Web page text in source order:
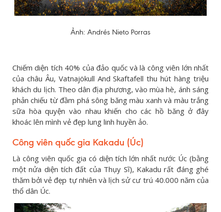
Ảnh: Andrés Nieto Porras
Chiếm diện tích 40% của đảo quốc và là công viên lớn nhất
của châu Âu, Vatnajökull And Skaftafell thu hút hàng triệu
khách du lịch. Theo dân địa phương, vào mùa hè, ánh sáng
phản chiếu từ đầm phá sông băng màu xanh và màu trắng
sữa hòa quyện vào nhau khiến cho các hồ băng ở đây
khoác lên mình vẻ đẹp lung linh huyền ảo.
Công viên quốc gia Kakadu (Úc)
Là công viên quốc gia có diện tích lớn nhất nước Úc (bằng
một nửa diện tích đất của Thụy Sĩ), Kakadu rất đáng ghé
thăm bởi vẻ đẹp tự nhiên và lịch sử cư trú 40.000 năm của
thổ dân Úc.